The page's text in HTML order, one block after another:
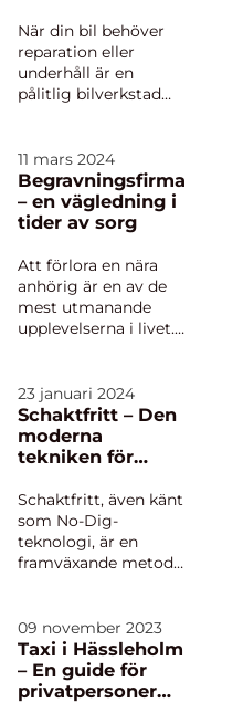
När din bil behöver
reparation eller
underhåll är en
pålitlig bilverkstad
verkstäder att välja
mellan, men att hitta
en som kombinerar
kvalitet, service och
11 mars 2024
Begravningsfirma
– en vägledning i
tider av sorg
Att förlora en nära
anhörig är en av de
mest utmanande
upplevelserna i livet.
många praktiska
arrangemang göras
för att hedra den
avlidne på ett värdigt
23 januari 2024
Schaktfritt – Den
moderna
tekniken för
infrastruktur
Schaktfritt, även känt
som No-Dig-
teknologi, är en
framväxande metod
och installerar
underjordiska
ledningsnät. Detta är
en teknik som
09 november 2023
Taxi i Hässleholm
– En guide för
privatpersoner